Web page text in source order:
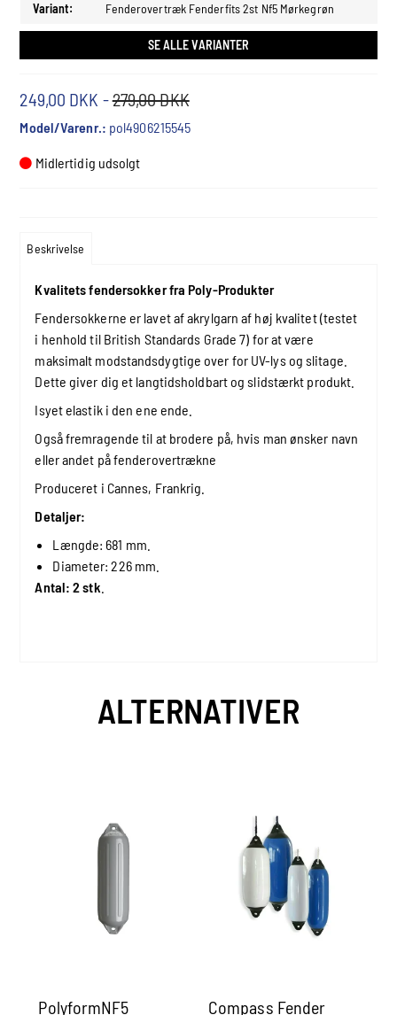
Variant: Fenderovertræk Fenderfits 2st Nf5 Mørkegrøn
SE ALLE VARIANTER
249,00 DKK -279,00 DKK
Model/Varenr.: pol4906215545
Midlertidig udsolgt
Beskrivelse
Kvalitets fendersokker fra Poly-Produkter
Fendersokkerne er lavet af akrylgarn af høj kvalitet (testet
i henhold til British Standards Grade 7) for at være
maksimalt modstandsdygtige over for UV-lys og slitage.
Dette giver dig et langtidsholdbart og slidstærkt produkt.
Isyet elastik i den ene ende.
Også fremragende til at brodere på, hvis man ønsker navn
eller andet på fenderovertrækne
Produceret i Cannes, Frankrig.
Detaljer:
Længde: 681 mm.
Diameter: 226 mm.
Antal: 2 stk
ALTERNATIVER
PolyformNF5 Compass Fender